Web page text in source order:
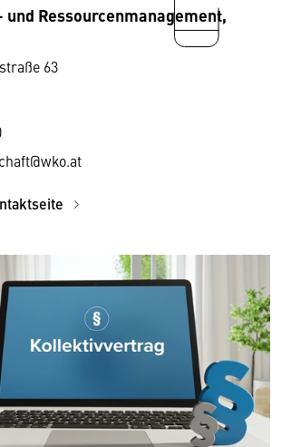
und Ressourcenmanagement,
63